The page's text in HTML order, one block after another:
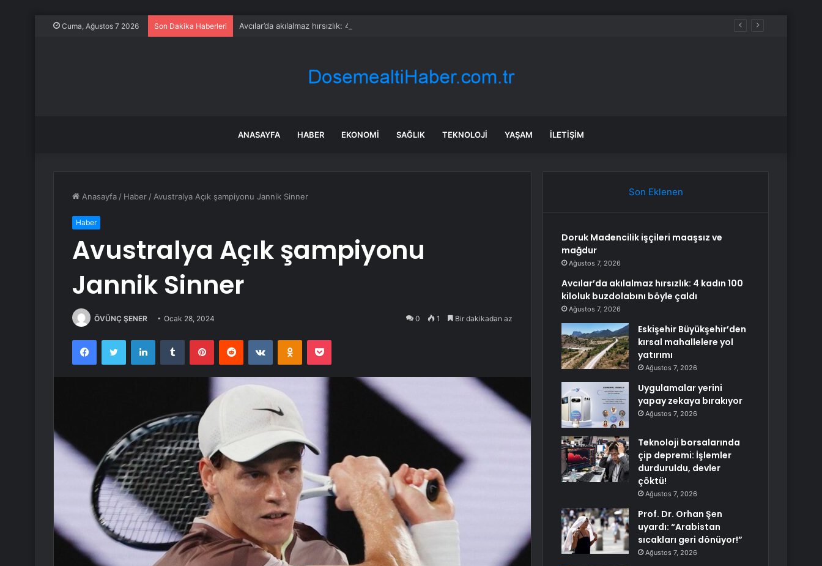
Cuma, Ağustos 7 2026 Son Dakika Haberleri Avcılar’da akılalmaz hırsızlık: 4 kadın 100 kiloluk buzdolabını böyle çaldı
ANASAYFA HABER EKONOMI SAĞLIK TEKNOLOJI YAŞAM İLETIŞIM
Anasayfa / Haber / Avustralya Açık şampiyonu Jannik Sinner
Haber
Avustralya Açık şampiyonu
Jannik Sinner
ÖVÜNÇ ŞENER Ocak 28, 2024 0 1 Bir dakikadan az
FacebookTwitter LinkedInTumblr PinterestReddit VKontakteOdnoklassniki
Pocket
Son Eklenen
Doruk Madencilik işçileri maaşsız ve
mağdur
Ağustos 7, 2026
Avcılar’da akılalmaz hırsızlık: 4 kadın 100
kiloluk buzdolabını böyle çaldı
Ağustos 7, 2026
Eskişehir Büyükşehir’den
kırsal mahallelere yol
yatırımı
Ağustos 7, 2026
Uygulamalar yerini
yapay zekaya bırakıyor
Ağustos 7, 2026
Teknoloji borsalarında
çip depremi: İşlemler
durduruldu, devler
çöktü!
Ağustos 7, 2026
Prof. Dr. Orhan Şen
uyardı: “Arabistan
sıcakları geri dönüyor!”
Ağustos 7, 2026